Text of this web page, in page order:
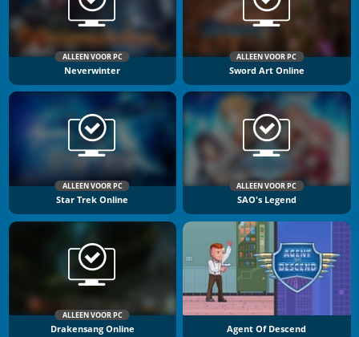
ALLEEN VOOR PC
Neverwinter
ALLEEN VOOR PC
Sword Art Online
ALLEEN VOOR PC
Star Trek Online
ALLEEN VOOR PC
SAO's Legend
ALLEEN VOOR PC
Drakensang Online Agent Of Descend